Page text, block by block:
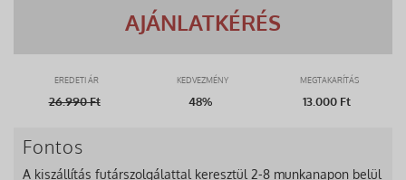
AJÁNLATKÉRÉS
EREDETI ÁR KEDVEZMÉNY MEGTAKARÍTÁS
26.990Ft 48% 13.000 Ft
Fontos
A kiszállítás futárszolgálattal keresztül 2-8 munkanapon belül